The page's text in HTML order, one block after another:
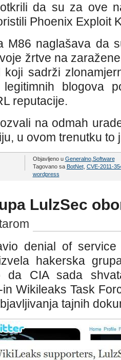
da su za ove
Phoenix Exploit
M86 naglašava da
žrtve na
koji sadrži
blogova
reputacije.
na odmah
u ovom trenutku to
Objavljeno u Generalno, Software
Tagovano sa BotNet, CVE-2011-
wordpress
LulzSec
denial of
hakerska
da CIA sada
Wikileaks Task
tajnih